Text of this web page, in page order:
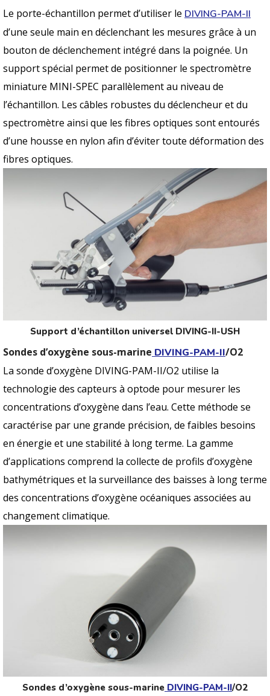
Le porte-échantillon permet d’utiliser le DIVING-PAM-II
d’une seule main en déclenchant les mesures grâce à un
bouton de déclenchement intégré dans la poignée. Un
support spécial permet de positionner le spectromètre
miniature MINI-SPEC parallèlement au niveau de
l’échantillon. Les câbles robustes du déclencheur et du
spectromètre ainsi que les fibres optiques sont entourés
d’une housse en nylon afin d’éviter toute déformation des
fibres optiques.
Support d’échantillon universel DIVING-II-USH
Sondes d’oxygène sous-marine DIVING-PAM-II/O2
La sonde d’oxygène DIVING-PAM-II/O2 utilise la
technologie des capteurs à optode pour mesurer les
concentrations d’oxygène dans l’eau. Cette méthode se
caractérise par une grande précision, de faibles besoins
en énergie et une stabilité à long terme. La gamme
d’applications comprend la collecte de profils d’oxygène
bathymétriques et la surveillance des baisses à long terme
des concentrations d’oxygène océaniques associées au
changement climatique.
Sondes d’oxygène sous-marine DIVING-PAM-II/O2